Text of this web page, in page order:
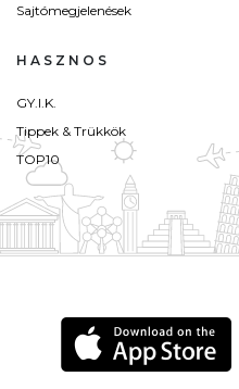
Sajtómegjelenések
HASZNOS
GY.I.K.
Tippek & Trükkök
TOP10